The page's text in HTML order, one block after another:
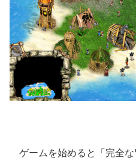
ゲームを始めると「完全